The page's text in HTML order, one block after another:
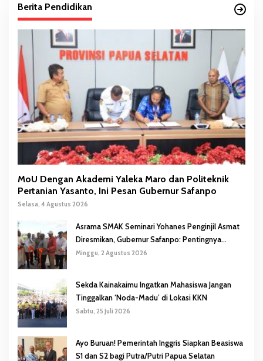
Berita Pendidikan
MoU Dengan Akademi Yaleka Maro dan Politeknik
Pertanian Yasanto, Ini Pesan Gubernur Safanpo
Selasa, 4 Agustus 2026
Asrama SMAK Seminari Yohanes Penginjil Asmat
Diresmikan, Gubernur Safanpo: Pentingnya
Pendidikan Karakter
Minggu, 2 Agustus 2026
Sekda Kainakaimu Ingatkan Mahasiswa Jangan
Tinggalkan ‘Noda-Madu’ di Lokasi KKN
Sabtu, 25 Juli 2026
Ayo Buruan! Pemerintah Inggris Siapkan Beasiswa
S1 dan S2 bagi Putra/Putri Papua Selatan